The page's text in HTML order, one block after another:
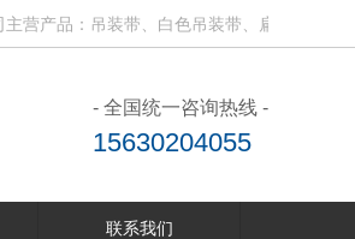
品：吊装带、白色吊装带、扁平吊装带、电
- 全国统一咨询热线 -
15630204055
联系我们